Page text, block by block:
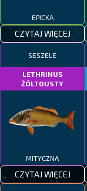
EPICKA
CZYTAJ WIĘCEJ
SESZELE
LETHRINUS
ŻÓŁTOUSTY
MITYCZNA
CZYTAJ WIĘCEJ